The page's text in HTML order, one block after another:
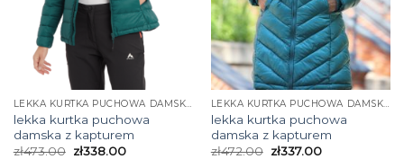
LEKKA KURTKA PUCHOWA DAMSKA Z KAPTUREM
lekka kurtka puchowa
damska z kapturem
zł473.00 zł338.00
LEKKA KURTKA PUCHOWA DAMSKA Z KAPTUREM
lekka kurtka puchowa
damska z kapturem
zł472.00 zł337.00